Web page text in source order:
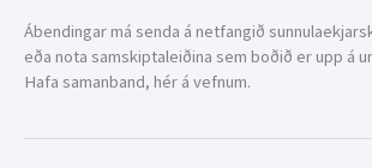
Ábendingar má senda á netfangið
eða nota samskiptaleiðina sem boðið er upp á
Hafa samanband, hér á vefnum.